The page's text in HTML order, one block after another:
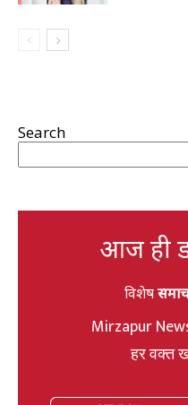
Search
आज ही
विशेष
Mirzapur
हर वक्त